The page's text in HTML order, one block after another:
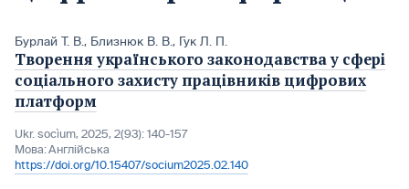
Бурлай Т. В., Близнюк В. В., Гук Л. П.
Творення українського законодавства у сфері
соціального захисту працівників цифрових
платформ
Ukr. socìum, 2025, 2(93): 140-157
Мова:Англійська
https://doi.org/10.15407/socium2025.02.140